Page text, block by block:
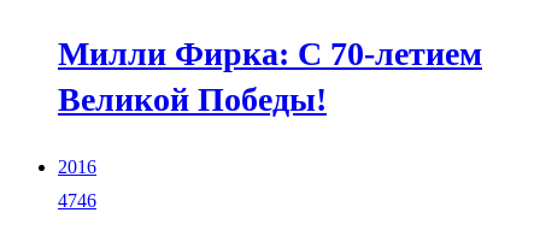
Милли Фирка: С 70-летием
Великой Победы!
2016
4746